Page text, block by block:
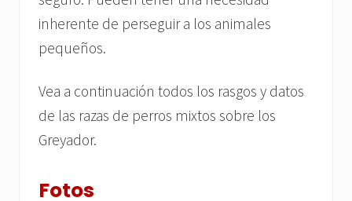
inherente de perseguir a los animales
pequeños.
Vea a continuación todos los rasgos y datos
de las razas de perros mixtos sobre los
Greyador.
Fotos